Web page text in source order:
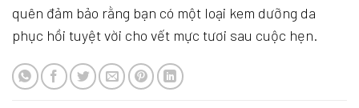
quên đảm bảo rằng bạn có một loại kem dưỡng da
phục hồi tuyệt vời cho vết mực tươi sau cuộc hẹn.